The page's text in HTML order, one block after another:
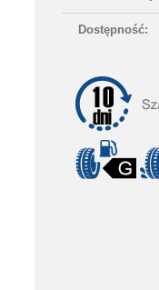
Dostępność: